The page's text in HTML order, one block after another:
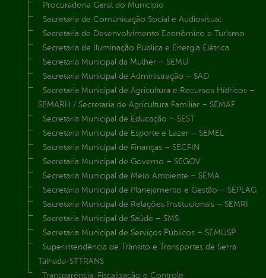
Procuradoria Geral do Município
Secretaria de Comunicação Social e Audiovisual
Secretaria de Desenvolvimento Econômico e Turismo
Secretaria de Iluminação Pública e Energia Elétrica
Secretaria Municipal da Mulher – SEMU
Secretaria Municipal de Administração – SAD
Secretaria Municipal de Agricultura e Recursos Hídricos –
SEMARH / Secretaria de Agricultura Familiar – SEMAF
Secretaria Municipal de Educação – SEST
Secretaria Municipal de Esporte e Lazer – SEMEL
Secretaria Municipal de Finanças – SECFIN
Secretaria Municipal de Governo – SEGOV
Secretaria Municipal de Meio Ambiente – SEMA
Secretaria Municipal de Planejamento e Gestão – SEPLAG
Secretaria Municipal de Relações Institucionais – SEMRI
Secretaria Municipal de Saúde – SMS
Secretaria Municipal de Serviços Públicos – SEMUSP
Superintendência de Trânsito e Transportes de Serra
Talhada-STTRANS
Transparência, Fiscalização e Controle